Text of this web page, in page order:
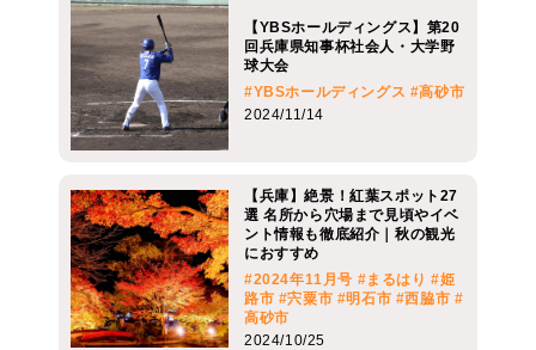
【YBSホールディングス】第20
回兵庫県知事杯社会人・大学野
球大会
#YBSホールディングス #高砂市
2024/11/14
【兵庫】絶景！紅葉スポット27
選 名所から穴場まで見頃やイベ
ント情報も徹底紹介｜秋の観光
におすすめ
#2024年11月号 #まるはり #姫
路市 #宍粟市 #明石市 #西脇市 #
高砂市
2024/10/25